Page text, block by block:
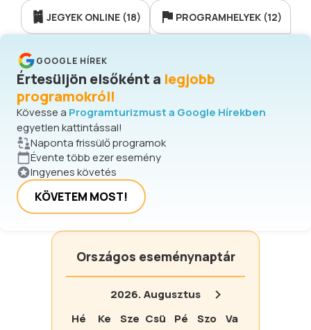
JEGYEK ONLINE (18) PROGRAMHELYEK (12)
GOOGLE HÍREK
Értesüljön elsőként a legjobb
programokról!
Kövesse a Programturizmust a Google Hírekben
egyetlen kattintással!
Naponta frissülő programok
Évente több ezer esemény
Ingyenes követés
KÖVETEM MOST!
Országos eseménynaptár
2026.Augusztus
Hé
Ke Sze Csü Pé Szo
Va